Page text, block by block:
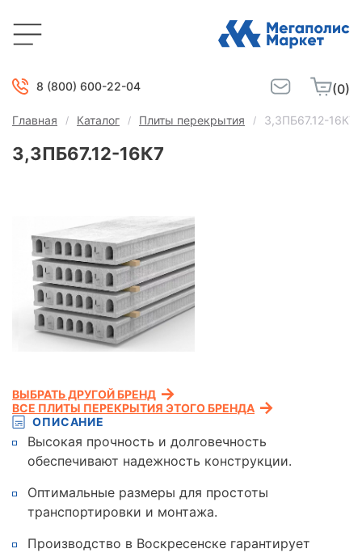
8 (800) 600-22-04 (0)
Главная Каталог Плиты перекрытия 3,3ПБ67.12-16К7
3,3ПБ67.12-16К7
ОПИСАНИЕ
Высокая прочность и долговечность
обеспечивают надежность конструкции.
Оптимальные размеры для простоты
транспортировки и монтажа.
Производство в Воскресенске гарантирует
ВЫБРАТЬ ДРУГОЙ БРЕНД
ВСЕ ПЛИТЫ ПЕРЕКРЫТИЯ ЭТОГО БРЕНДА